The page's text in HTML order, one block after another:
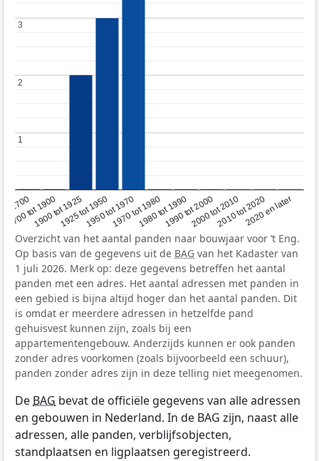
1700
1700 tot 1900
1900 tot 19251925 tot 19501950 tot 19701970 tot 19801980 tot 19901990 tot 20002000 tot 20102010 tot 20202020 en later
1
1
2
2
3
3
Overzicht van het aantal panden naar bouwjaar voor ’t Eng.
Op basis van de gegevens uit de BAG van het Kadaster van
1 juli 2026. Merk op: deze gegevens betreffen het aantal
panden met een adres. Het aantal adressen met panden in
een gebied is bijna altijd hoger dan het aantal panden. Dit
is omdat er meerdere adressen in hetzelfde pand
gehuisvest kunnen zijn, zoals bij een
appartementengebouw. Anderzijds kunnen er ook panden
zonder adres voorkomen (zoals bijvoorbeeld een schuur),
panden zonder adres zijn in deze telling niet meegenomen.
De BAG bevat de officiële gegevens van alle adressen
en gebouwen in Nederland. In de BAG zijn, naast alle
adressen, alle panden, verblijfsobjecten,
standplaatsen en ligplaatsen geregistreerd.